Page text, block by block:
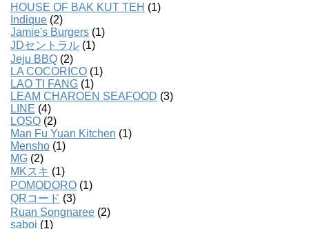
HOUSE OF BAK KUT TEH (1)
Indique (2)
Jamie's Burgers (1)
JDセントラル (1)
Jeju BBQ (2)
LA COCORICO (1)
LAO TI FANG (1)
LEAM CHAROEN SEAFOOD (3)
LINE (4)
LOSO (2)
Man Fu Yuan Kitchen (1)
Mensho (1)
MG (2)
MKスキ (1)
POMODORO (1)
QRコード (3)
Ruan Songnaree (2)
saboi (1)